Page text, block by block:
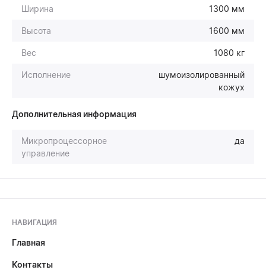
Ширина 1300 мм
Высота 1600 мм
Вес 1080 кг
Исполнение
шумоизолированный
кожух
Дополнительная информация
Микропроцессорное
управление
да
НАВИГАЦИЯ
Главная
Контакты